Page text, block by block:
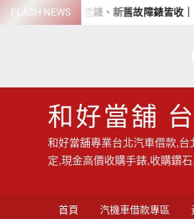
SkipFLASH NEWS
回收名錶、老錶、新舊故障錶皆收｜新
和好當舖
和好當舖專業台北汽車借款,
定,現金高價收購手錶,收購鑽
首頁 汽機車借款專區